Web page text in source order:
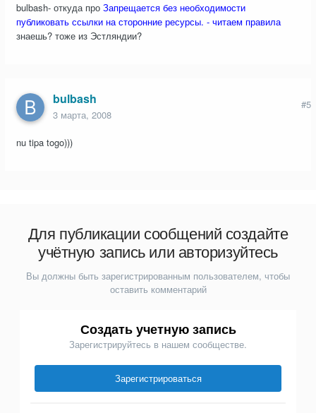
bulbash- откуда про Запрещается без необходимости
публиковать ссылки на сторонние ресурсы. - читаем правила
знаешь? тоже из Эстляндии?
bulbash
3 марта, 2008
#5
nu tipa togo)))
Для публикации сообщений создайте
учётную запись или авторизуйтесь
Вы должны быть зарегистрированным пользователем, чтобы
оставить комментарий
Создать учетную запись
Зарегистрируйтесь в нашем сообществе.
Зарегистрироваться